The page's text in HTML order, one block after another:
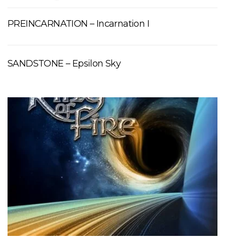
PREINCARNATION – Incarnation I
SANDSTONE – Epsilon Sky